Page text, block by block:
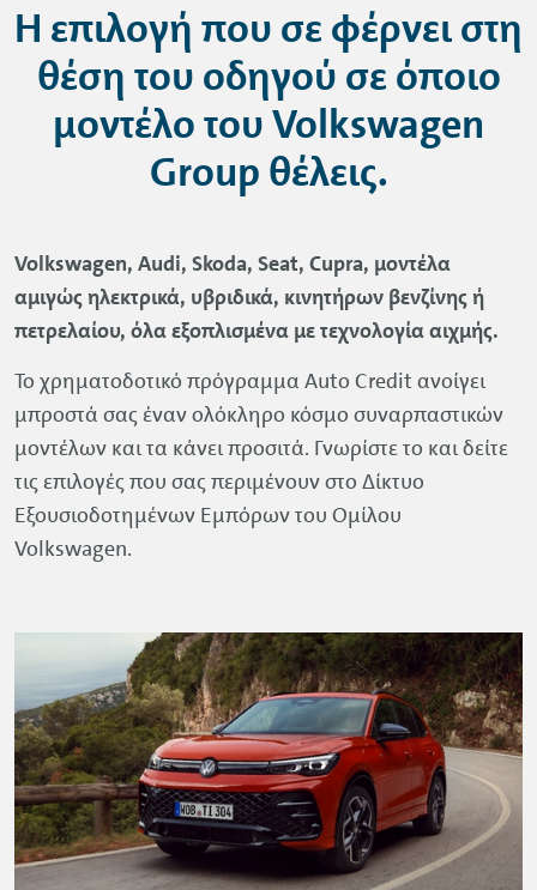
Η επιλογή που σε φέρνει στη
θέση του οδηγού σε όποιο
µοντέλο τουVolkswagen
Group θέλεις.
Volkswagen, Audi, Skoda, Seat, Cupra, µοντέλα
αµιγώς ηλεκτρικά, υβριδικά, κινητήρων βενζίνης ή
πετρελαίου, όλα εξοπλισµένα µε τεχνολογία αιχµής.
Το χρηµατοδοτικό πρόγραµµα Auto Credit ανοίγει
µπροστά σας έναν ολόκληρο κόσµο συναρπαστικών
µοντέλων και τα κάνει προσιτά. Γνωρίστε το και δείτε
τις επιλογές που σας περιµένουν στο ∆ίκτυο
Εξουσιοδοτηµένων Εµπόρων του Οµίλου
Volkswagen.